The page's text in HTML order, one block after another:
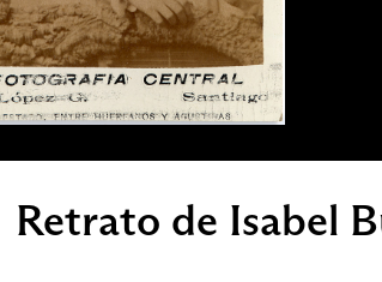
Retrato de Isabel